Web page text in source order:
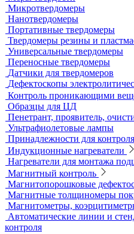
Принадлежности для
Пауки, штативы для
Твердометрия (контроль
Ультразвуковые
Динамические твердомеры
Стационарные твердомеры
Комбинированные
Комплектующие к твердомерам
Меры твердости
Микротвердомеры
Нанотвердомеры
Портативные твердомеры
Твердомеры резины и
Универсальные твердомеры
Переносные твердомеры
Датчики для твердомеров
Дефектоскопы